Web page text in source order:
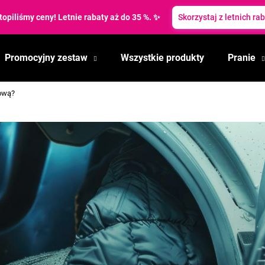
ceny! Letnie rabaty aż do 35 %. ✨ Skorzystaj z letnich
Promocyjny zestaw Wszystkie produkty Pranie
Czego szukasz?
Polecamy